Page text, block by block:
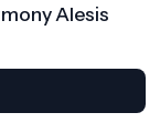
Alesis